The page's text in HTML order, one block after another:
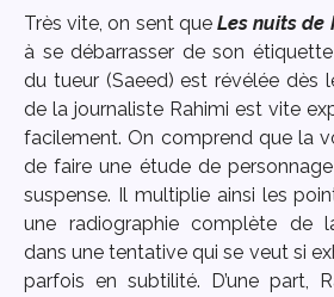
Très vite, on sent que Les nuits de
à se débarrasser de son étiquette
du tueur (Saeed) est révélée dès
de la journaliste Rahimi est vite
facilement. On comprend que la
de faire une étude de
suspense. Il multiplie ainsi les
une radiographie complète de
dans une tentative qui se veut si
parfois en subtilité. D’une part,